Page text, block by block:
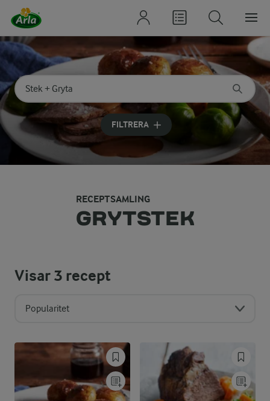
Sök på kategori eller ingrediens
Skriv in sökord för att få förslag
FILTRERA
RECEPTSAMLING
GRYTSTEK
Visar3 recept
Popularitet